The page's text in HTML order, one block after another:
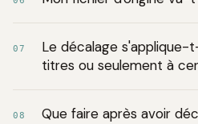
07
Le décalage s'applique-
titres ou seulement à
08 Que faire après avoir